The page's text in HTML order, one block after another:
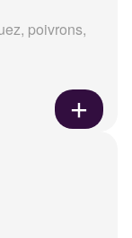
poivrons,